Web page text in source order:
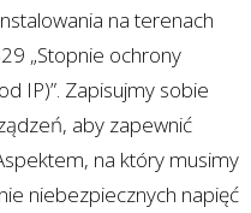
na terenach
„Stopnie ochrony
IP)”. Zapisujmy sobie
aby zapewnić
na który musimy
niebezpiecznych napięć